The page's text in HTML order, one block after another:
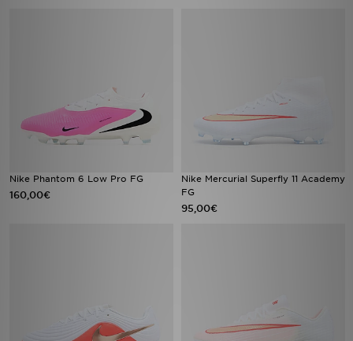
Nike Phantom 6 Low Pro FG
160,00€
Nike Mercurial Superfly 11 Academy
FG
95,00€